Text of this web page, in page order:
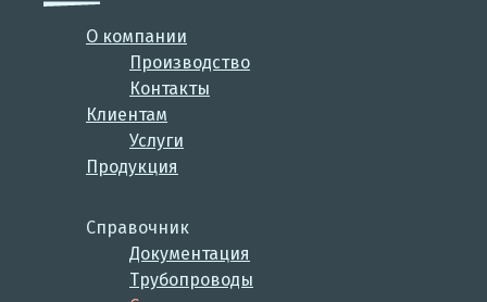
О компании
Производство
Контакты
Клиентам
Услуги
Продукция
Справочник
Документация
Трубопроводы